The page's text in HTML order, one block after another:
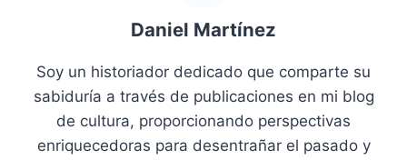
Daniel Martínez
Soy un historiador dedicado que comparte su
sabiduría a través de publicaciones en mi blog
de cultura, proporcionando perspectivas
enriquecedoras para desentrañar el pasado y